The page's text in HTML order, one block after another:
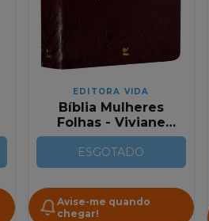
EDITORA VIDA
Bíblia Mulheres
Folhas - Viviane
Martinello - NVT -
Espaço Para
Anotações - Capa
Colunas
ESGOTADO
Avise-me quando
chegar!